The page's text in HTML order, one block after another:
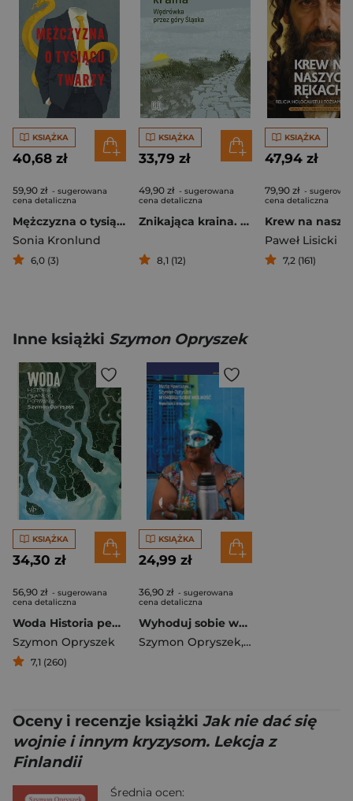
KSIĄŻKA
40,68 zł
59,90 zł - sugerowana
cena detaliczna
Mężczyzna o tysiącu twarzy
Sonia Kronlund
6,0 (3)
KSIĄŻKA
33,79 zł
49,90 zł - sugerowana
cena detaliczna
Znikająca kraina. Wędrówka przez góry Śląska
8,1 (12)
KSIĄŻKA
47,94 zł
79,90 zł -
cena detaliczna
Paweł Lisicki
7,2 (161)
Inne książki Szymon Opryszek
KSIĄŻKA
34,30 zł
56,90 zł - sugerowana
cena detaliczna
Woda Historia pewnego porwania
Szymon Opryszek
7,1 (260)
KSIĄŻKA
24,99 zł
36,90 zł - sugerowana
cena detaliczna
Wyhoduj sobie wolność Reportaże z Urugwaju
Szymon Opryszek, Maria Hawranek
Oceny i recenzje książki Jak nie dać się
wojnie i innym kryzysom. Lekcja z
Finlandii
Średnia ocen: